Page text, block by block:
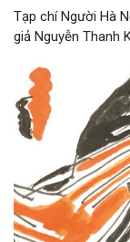
Tạp chí Người Hà
giả Nguyễn Thanh